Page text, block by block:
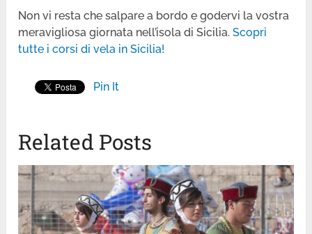
Non vi resta che salpare a bordo e godervi la vostra
meravigliosa giornata nell’isola di Sicilia.Scopri
tutte i corsi di vela in Sicilia!
Pin It
Related Posts